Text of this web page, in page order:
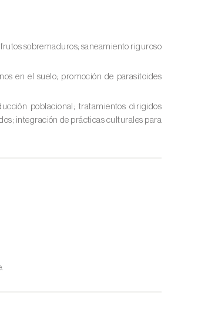
sobremaduros; saneamiento riguroso
en el suelo; promoción de parasitoides
poblacional; tratamientos dirigidos
integración de prácticas culturales para